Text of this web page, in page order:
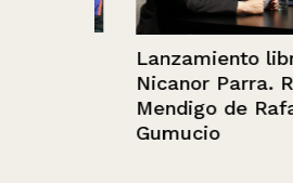
Lanzamiento libro
Nicanor Parra. Rey y
Mendigo de Rafael
Gumucio